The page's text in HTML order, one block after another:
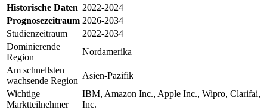
Historische Daten 2022-2024
Prognosezeitraum 2026-2034
Studienzeitraum
2022-2034
Dominierende
Region
Nordamerika
Am schnellsten
wachsende Region
Asien-Pazifik
Wichtige
Marktteilnehmer
IBM, Amazon Inc., Apple Inc., Wipro, Clarifai,
Inc.